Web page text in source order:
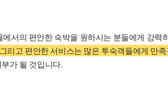
서의 편안한 숙박을 원하시는 분들에게 강력
리고 편안한 서비스는 많은 투숙객들에게 만
가 될 것입니다.